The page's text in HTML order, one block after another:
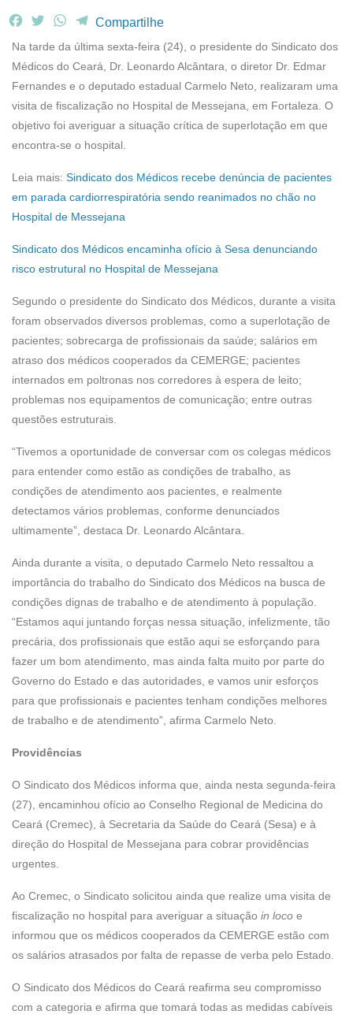
F
c
e
b
o
o
k
T
i
t
t
e
r
W
a
s
A
p
p
T
l
e
g
r
a
m
Compartilhe
Na tarde da última sexta-feira (24), o presidente do Sindicato dos
Médicos do Ceará, Dr. Leonardo Alcântara, o diretor Dr. Edmar
Fernandes e o deputado estadual Carmelo Neto, realizaram uma
visita de fiscalização no Hospital de Messejana, em Fortaleza. O
objetivo foi averiguar a situação crítica de superlotação em que
encontra-se o hospital.
Leia mais: Sindicato dos Médicos recebe denúncia de pacientes
em parada cardiorrespiratória sendo reanimados no chão no
Hospital de Messejana
Sindicato dos Médicos encaminha ofício à Sesa denunciando
risco estrutural no Hospital de Messejana
Segundo o presidente do Sindicato dos Médicos, durante a visita
foram observados diversos problemas, como a superlotação de
pacientes; sobrecarga de profissionais da saúde; salários em
atraso dos médicos cooperados da CEMERGE; pacientes
internados em poltronas nos corredores à espera de leito;
problemas nos equipamentos de comunicação; entre outras
questões estruturais.
“Tivemos a oportunidade de conversar com os colegas médicos
para entender como estão as condições de trabalho, as
condições de atendimento aos pacientes, e realmente
detectamos vários problemas, conforme denunciados
ultimamente”, destaca Dr. Leonardo Alcântara.
Ainda durante a visita, o deputado Carmelo Neto ressaltou a
importância do trabalho do Sindicato dos Médicos na busca de
condições dignas de trabalho e de atendimento à população.
“Estamos aqui juntando forças nessa situação, infelizmente, tão
precária, dos profissionais que estão aqui se esforçando para
fazer um bom atendimento, mas ainda falta muito por parte do
Governo do Estado e das autoridades, e vamos unir esforços
para que profissionais e pacientes tenham condições melhores
de trabalho e de atendimento”, afirma Carmelo Neto.
Providências
O Sindicato dos Médicos informa que, ainda nesta segunda-feira
(27), encaminhou ofício ao Conselho Regional de Medicina do
Ceará (Cremec), à Secretaria da Saúde do Ceará (Sesa) e à
direção do Hospital de Messejana para cobrar providências
urgentes.
Ao Cremec, o Sindicato solicitou ainda que realize uma visita de
fiscalização no hospital para averiguar a situação in loco e
informou que os médicos cooperados da CEMERGE estão com
os salários atrasados por falta de repasse de verba pelo Estado.
O Sindicato dos Médicos do Ceará reafirma seu compromisso
com a categoria e afirma que tomará todas as medidas cabíveis